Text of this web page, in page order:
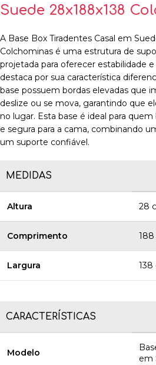
Suede 28x188x138
A Base Box Tiradentes Casal em
Colchominas é uma estrutura de
projetada para oferecer estabilidade e
destaca por sua característica
base possuem bordas elevadas que
deslize ou se mova, garantindo que
no lugar. Esta base é ideal para
e segura para a cama, combinando
um suporte confiável.
MEDIDAS
Altura 28
Comprimento
Largura 138
CARACTERÍSTICAS
Modelo
em